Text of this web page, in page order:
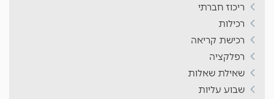
ריכוז חברתי
רכילות
רכישת קריאה
רפלקציה
שאילת שאלות
שבוע עליות